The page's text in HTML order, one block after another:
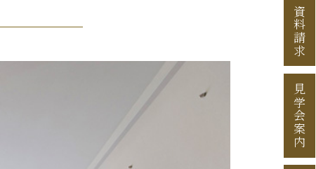
資料請求
見学会案内